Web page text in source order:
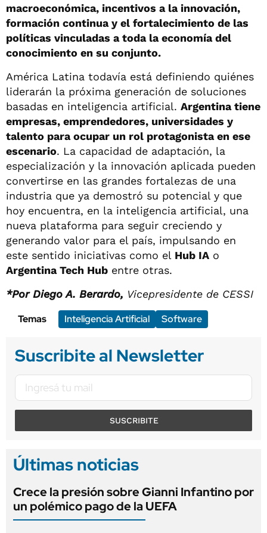
macroeconómica, incentivos a la innovación,
formación continua y el fortalecimiento de las
políticas vinculadas a toda la economía del
conocimiento en su conjunto.
América Latina todavía está definiendo quiénes
liderarán la próxima generación de soluciones
basadas en inteligencia artificial. Argentina tiene
empresas, emprendedores, universidades y
talento para ocupar un rol protagonista en ese
escenario. La capacidad de adaptación, la
especialización y la innovación aplicada pueden
convertirse en las grandes fortalezas de una
industria que ya demostró su potencial y que
hoy encuentra, en la inteligencia artificial, una
nueva plataforma para seguir creciendo y
generando valor para el país, impulsando en
este sentido iniciativas como el Hub IA o
Argentina Tech Hub entre otras.
*Por Diego A. Berardo, Vicepresidente de CESSI
Temas
Inteligencia Artificial Software
Suscribite al Newsletter
SUSCRIBITE
Últimas noticias
Crece la presión sobre Gianni Infantino por
un polémico pago de la UEFA